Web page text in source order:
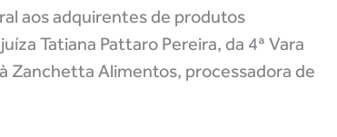
aos adquirentes de produtos
Tatiana Pattaro Pereira, da 4ª Vara
Zanchetta Alimentos, processadora de